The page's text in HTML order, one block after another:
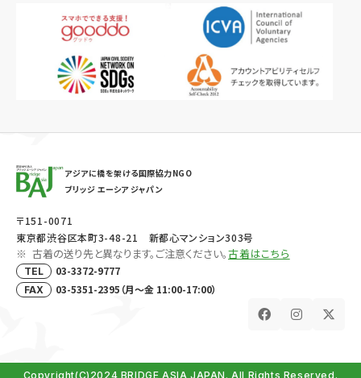
アジアに橋を架ける国際協力NGO
ブリッジ エーシア ジャパン
〒151-0071
東京都渋谷区本町3-48-21 新都心マンション303号
古着の送り先と異なります。ご注意ください。古着はこちら
TEL 03-3372-9777
FAX 03-5351-2395（月～金 11:00-17:00）
Copyright(C)2024 BRIDGE ASIA JAPAN. All Rights Reserved.